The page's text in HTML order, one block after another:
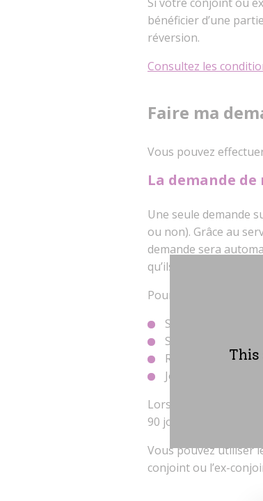
bénéficier d’une
réversion.
Consultez les
Faire ma
Vous pouvez
La demande
Une seule demande
ou non). Grâce au
demande sera
qu’ils soient de base
Pour effectuer votre
Se connecter à
Se munir du
Remplir les
Joindre les
Lorsque vous faites
90 jours afin d’avoir
Vous pouvez utiliser
conjoint ou l’ex-